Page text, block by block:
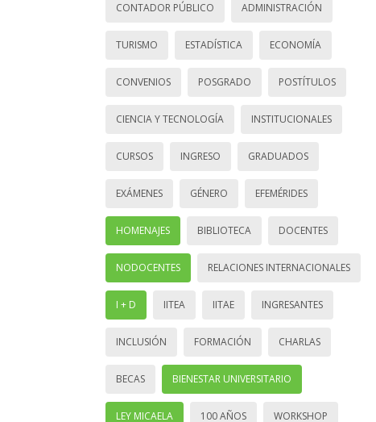
CONTADOR PÚBLICO ADMINISTRACIÓN
TURISMO ESTADÍSTICA ECONOMÍA
CONVENIOS POSGRADO POSTÍTULOS
CIENCIA Y TECNOLOGÍA INSTITUCIONALES
CURSOS INGRESO GRADUADOS
EXÁMENES GÉNERO EFEMÉRIDES
HOMENAJES BIBLIOTECA DOCENTES
NODOCENTES RELACIONES INTERNACIONALES
I + D IITEA IITAE INGRESANTES
INCLUSIÓN FORMACIÓN CHARLAS
BECAS BIENESTAR UNIVERSITARIO
LEY MICAELA 100 AÑOS WORKSHOP